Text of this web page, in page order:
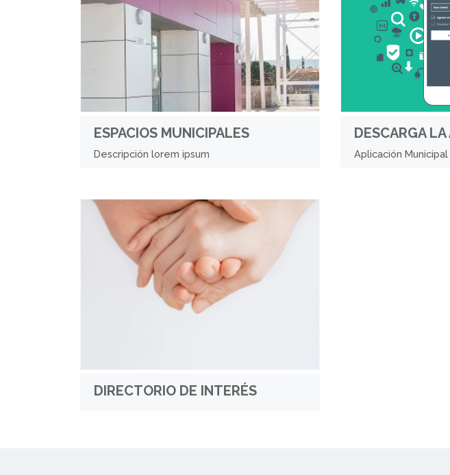
ESPACIOS MUNICIPALES
Descripción lorem ipsum
DESCARGA LA
Aplicación Municipal
DIRECTORIO DE INTERÉS